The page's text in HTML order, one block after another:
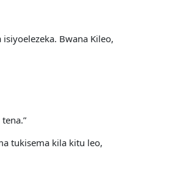
Bwana Kileo,
tukisema kila kitu leo,